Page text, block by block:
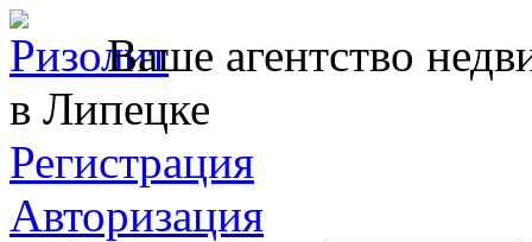
Ваше агентство
в Липецке
Регистрация
Авторизация